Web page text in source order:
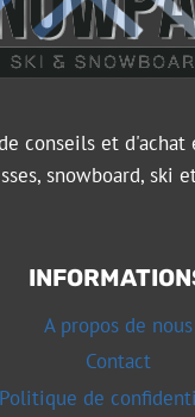
conseils et d'achat
snowboard, ski
A propos de nous
Contact
Politique de